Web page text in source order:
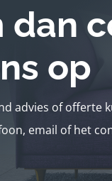
dan
op
advies of offerte
email of het